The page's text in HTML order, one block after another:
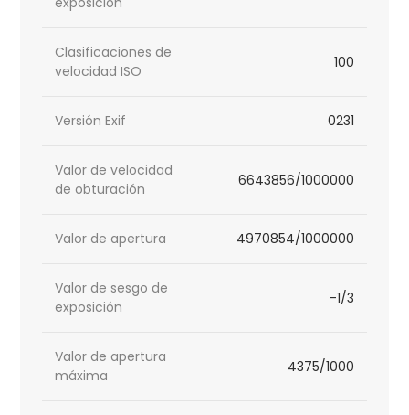
Clasificaciones de
velocidad ISO
100
Versión Exif 0231
Valor de velocidad
de obturación
6643856/1000000
Valor de apertura 4970854/1000000
Valor de sesgo de
exposición
-1/3
Valor de apertura
máxima
4375/1000